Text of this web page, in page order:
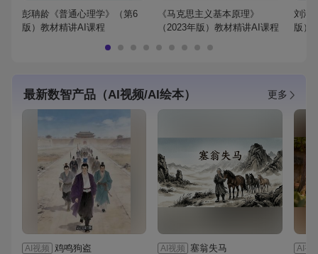
彭聃龄《普通心理学》（第6
版）教材精讲AI课程
《马克思主义基本原理》
（2023年版）教材精讲AI课程
刘鸿
版）
最新数智产品（AI视频/AI绘本） 更多
AI视频 鸡鸣狗盗 AI视频 塞翁失马 AI视